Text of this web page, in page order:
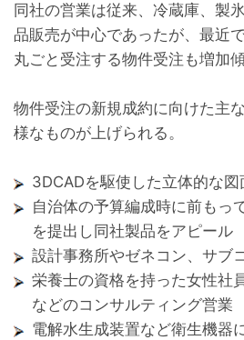
同社の営業は従来、冷蔵庫、製
品販売が中心であったが、最近
丸ごと受注する物件受注も増加傾
物件受注の新規成約に向けた主
様なものが上げられる。
3DCADを駆使した立体的な図
自治体の予算編成時に前もっ
を提出し同社製品をアピール
設計事務所やゼネコン、サブ
栄養士の資格を持った女性社
などのコンサルティング営業
電解水生成装置など衛生機器